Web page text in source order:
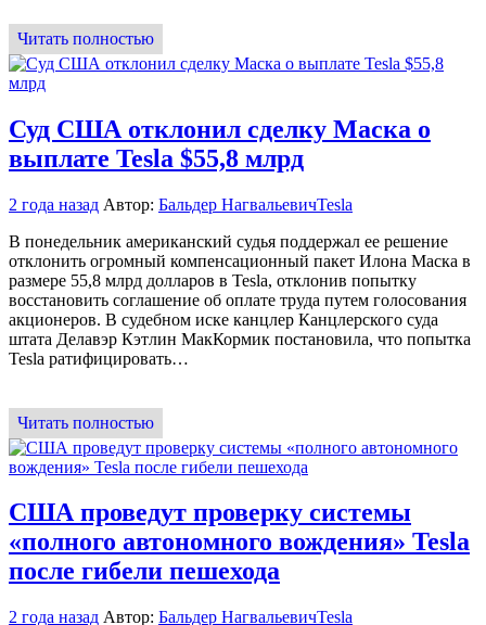
Читать полностью
Суд США отклонил сделку Маска о
выплате Tesla $55,8 млрд
2 года назад Автор: Бальдер НагвальевичTesla
В понедельник американский судья поддержал ее решение
отклонить огромный компенсационный пакет Илона Маска в
размере 55,8 млрд долларов в Tesla, отклонив попытку
восстановить соглашение об оплате труда путем голосования
акционеров. В судебном иске канцлер Канцлерского суда
штата Делавэр Кэтлин МакКормик постановила, что попытка
Tesla ратифицировать…
Читать полностью
США проведут проверку системы
«полного автономного вождения» Tesla
после гибели пешехода
2 года назад Автор: Бальдер НагвальевичTesla